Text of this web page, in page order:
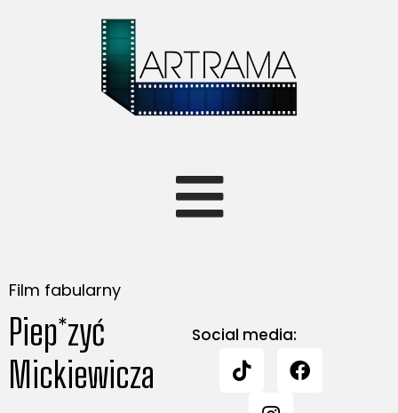
Film fabularny
Piep*zyć
Mickiewicza
Social media: